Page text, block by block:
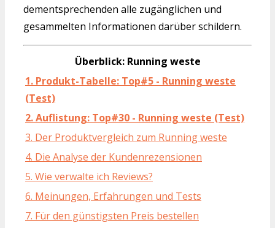
dementsprechenden alle zugänglichen und
gesammelten Informationen darüber schildern.
Überblick: Running weste
1. Produkt-Tabelle: Top#5 - Running weste
(Test)
2. Auflistung: Top#30 - Running weste (Test)
3. Der Produktvergleich zum Running weste
4. Die Analyse der Kundenrezensionen
5. Wie verwalte ich Reviews?
6. Meinungen, Erfahrungen und Tests
7. Für den günstigsten Preis bestellen